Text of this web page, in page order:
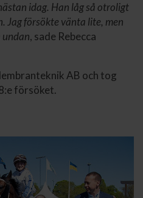
idag. Han låg så otroligt
Jag försökte vänta lite, men
undan, sade Rebecca
AB och tog
försöket.